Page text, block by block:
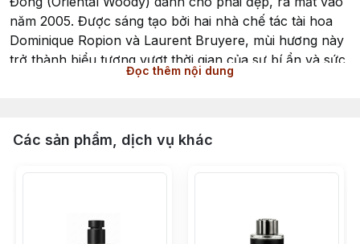
năm 2005. Được sáng tạo bởi hai nhà chế tác tài hoa
Dominique Ropion và Laurent Bruyere, mùi hương này
trở thành biểu tượng vượt thời gian của sự bí ẩn và sức
mang lại cảm giác ấm áp và rạng rỡ như ánh nắng ban
lại sự ấm áp, mềm mại và hơi hướng gỗ đầy lôi cuốn.
Đọc thêm nội dung
Các sản phẩm, dịch vụ khác